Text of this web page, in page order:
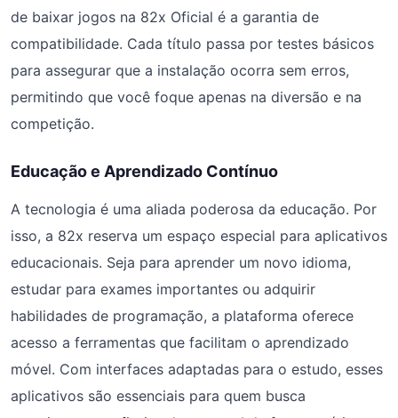
de baixar jogos na 82x Oficial é a garantia de
compatibilidade. Cada título passa por testes básicos
para assegurar que a instalação ocorra sem erros,
permitindo que você foque apenas na diversão e na
competição.
Educação e Aprendizado Contínuo
A tecnologia é uma aliada poderosa da educação. Por
isso, a 82x reserva um espaço especial para aplicativos
educacionais. Seja para aprender um novo idioma,
estudar para exames importantes ou adquirir
habilidades de programação, a plataforma oferece
acesso a ferramentas que facilitam o aprendizado
móvel. Com interfaces adaptadas para o estudo, esses
aplicativos são essenciais para quem busca